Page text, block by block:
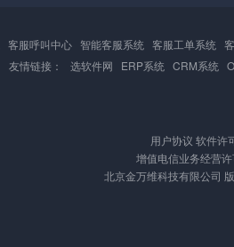
客服呼叫中心 智能客服系统 客服工单系统
友情链接：
选软件网 ERP系统 CRM系统
用户协议 软件许
增值电信业务经营
北京金万维科技有限公司